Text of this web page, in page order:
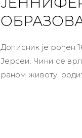
Дописник је рођен
Јерсеи. Чини се
раном животу,